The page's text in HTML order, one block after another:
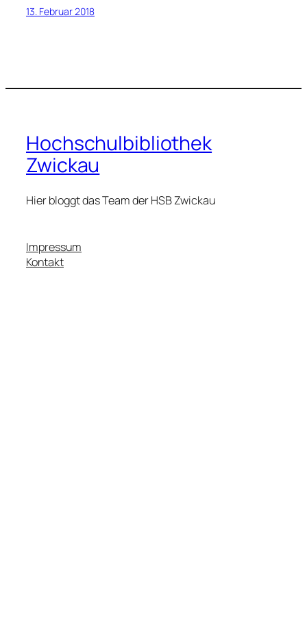
13. Februar 2018
Hochschulbibliothek
Zwickau
Hier bloggt das Team der HSB Zwickau
Impressum
Kontakt